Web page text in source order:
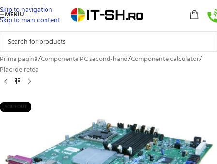
Skip to navigation
Skip to main content
MENIU
Prima pagină/Componente PC second-hand/Componente calculator/
Placi de retea
SOLD OUT